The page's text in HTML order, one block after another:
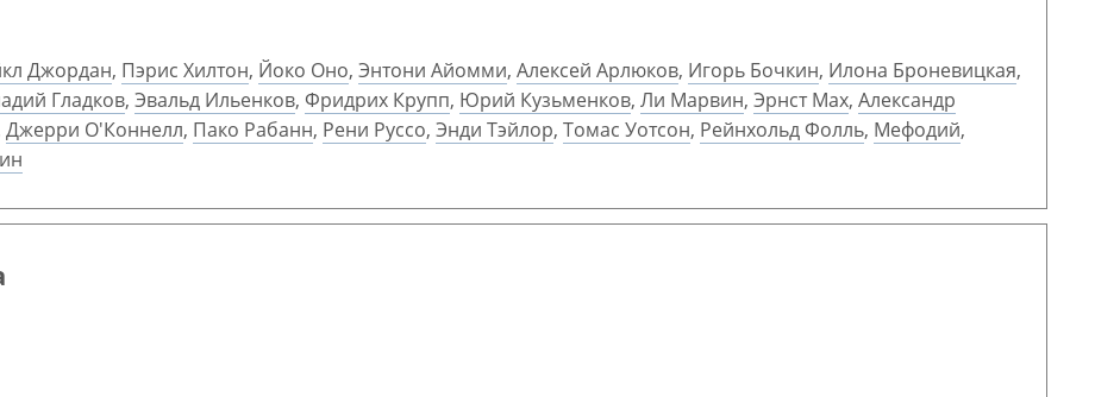
Джордан, Пэрис Хилтон, Йоко Оно, Энтони Айомми, Алексей Арлюков, Игорь Бочкин, Илона Броневицкая,
Гладков, Эвальд Ильенков, Фридрих Крупп, Юрий Кузьменков, Ли Марвин, Эрнст Мах, Александр
Джерри О'Коннелл, Пако Рабанн, Рени Руссо, Энди Тэйлор, Томас Уотсон, Рейнхольд Фолль, Мефодий,